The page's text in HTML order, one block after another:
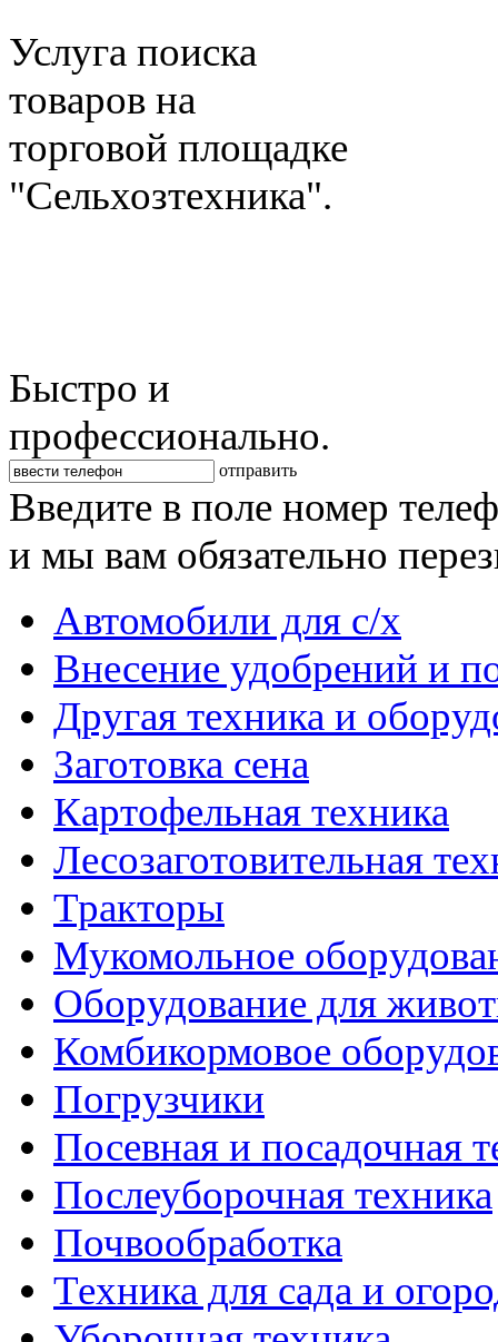
Услуга поиска
товаров на
торговой площадке
"Сельхозтехника".
Быстро и
профессионально.
отправить
Введите в поле номер
и мы вам обязательно
Автомобили для с/х
Внесение удобрений и
Другая техника и
Заготовка сена
Картофельная техника
Лесозаготовительная
Тракторы
Мукомольное
Оборудование для
Комбикормовое
Погрузчики
Посевная и посадочная
Послеуборочная техника
Почвообработка
Техника для сада и